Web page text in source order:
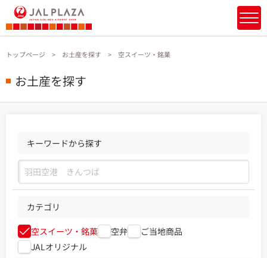
トップページ お土産を探す 空スイーツ・銘菓
お土産を探す
キーワードから探す
カテゴリ
空スイーツ・銘菓 空弁
ご当地商品
JALオリジナル